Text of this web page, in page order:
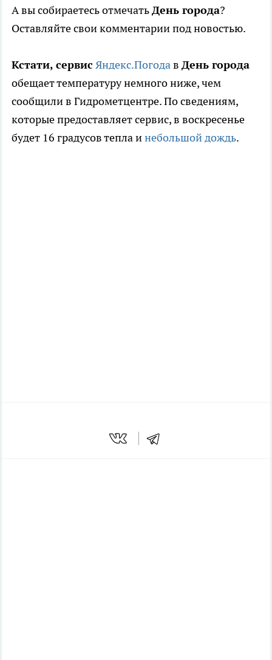
А вы собираетесь отмечатьДень города?
Оставляйте свои комментарии под новостью.
Кстати, сервис Яндекс.Погодав День города
обещает температуру немного ниже, чем
сообщили в Гидрометцентре. По сведениям,
которые предоставляет сервис, в воскресенье
будет 16 градусов тепла инебольшой дождь.